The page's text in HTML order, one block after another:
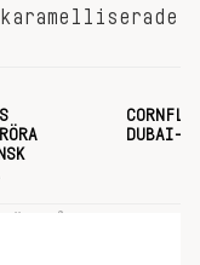
DUBAI-